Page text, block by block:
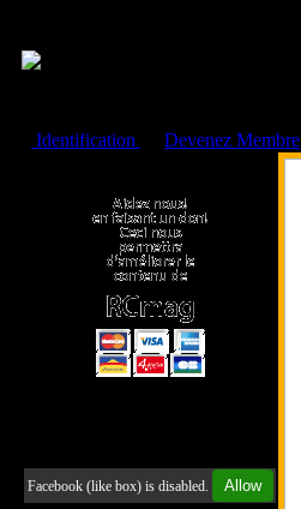
Identification
Devenez Membre
Facebook (like box) is disabled. Allow